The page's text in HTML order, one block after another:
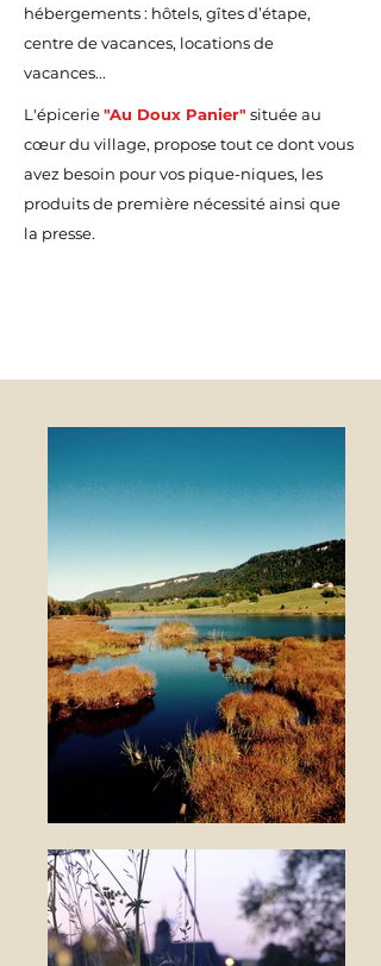
hébergements : hôtels, gîtes d’étape,
centre de vacances, locations de
vacances...
L'épicerie"Au Doux Panier" située au
cœur du village, propose tout ce dont vous
avez besoin pour vos pique-niques, les
produits de première nécessité ainsi que
la presse.